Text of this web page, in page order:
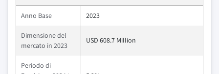
Anno Base 2023
Dimensione del
mercato in 2023
USD 608.7 Million
Periodo di